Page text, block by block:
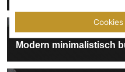
Waterstijl
Modern minimalistisch